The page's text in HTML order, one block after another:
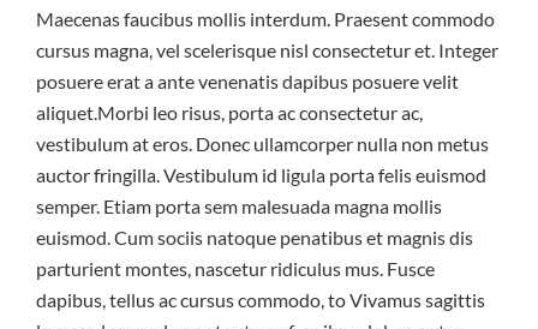
Maecenas faucibus mollis interdum. Praesent commodo
cursus magna, vel scelerisque nisl consectetur et. Integer
posuere erat a ante venenatis dapibus posuere velit
aliquet.Morbi leo risus, porta ac consectetur ac,
vestibulum at eros. Donec ullamcorper nulla non metus
auctor fringilla. Vestibulum id ligula porta felis euismod
semper. Etiam porta sem malesuada magna mollis
euismod. Cum sociis natoque penatibus et magnis dis
parturient montes, nascetur ridiculus mus. Fusce
dapibus, tellus ac cursus commodo, to Vivamus sagittis